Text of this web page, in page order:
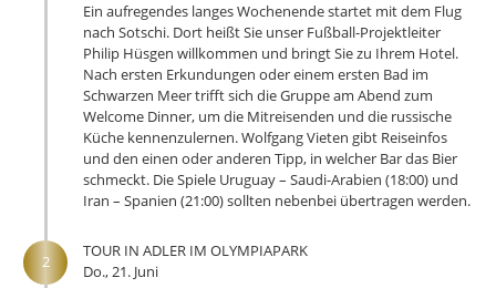
Ein aufregendes langes Wochenende startet mit dem Flug
nach Sotschi. Dort heißt Sie unser Fußball-Projektleiter
Philip Hüsgen willkommen und bringt Sie zu Ihrem Hotel.
Nach ersten Erkundungen oder einem ersten Bad im
Schwarzen Meer trifft sich die Gruppe am Abend zum
Welcome Dinner, um die Mitreisenden und die russische
Küche kennenzulernen. Wolfgang Vieten gibt Reiseinfos
und den einen oder anderen Tipp, in welcher Bar das Bier
schmeckt. Die Spiele Uruguay – Saudi-Arabien (18:00) und
Iran – Spanien (21:00) sollten nebenbei übertragen werden.
2
TOUR IN ADLER IM OLYMPIAPARK
Do., 21. Juni